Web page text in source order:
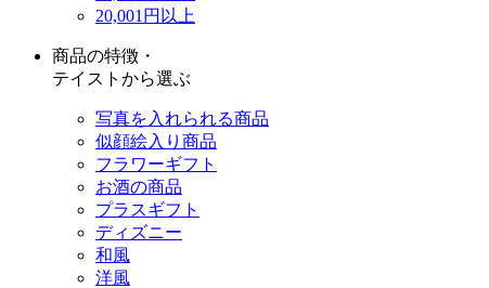
20,001円以上
商品の特徴・
テイストから選ぶ
写真を入れられる商品
似顔絵入り商品
フラワーギフト
お酒の商品
プラスギフト
ディズニー
和風
洋風